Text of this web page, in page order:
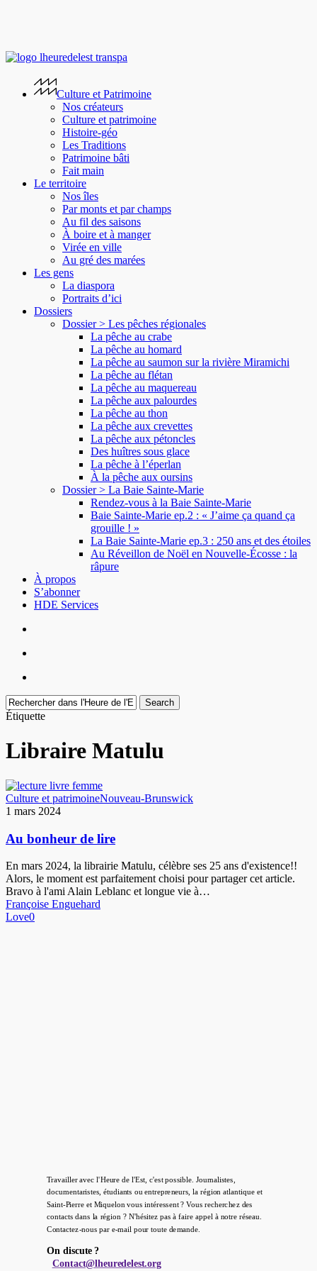
content
Culture et Patrimoine
Nos créateurs
Culture et patrimoine
Histoire-géo
Les Traditions
Patrimoine bâti
Fait main
Le territoire
Nos îles
Par monts et par champs
Au fil des saisons
À boire et à manger
Virée en ville
Au gré des marées
Les gens
La diaspora
Portraits d’ici
Dossiers
Dossier > Les pêches régionales
La pêche au crabe
La pêche au homard
La pêche au saumon sur la rivière Miramichi
La pêche au flétan
La pêche au maquereau
La pêche aux palourdes
La pêche au thon
La pêche aux crevettes
La pêche aux pétoncles
Des huîtres sous glace
La pêche à l’éperlan
À la pêche aux oursins
Dossier > La Baie Sainte-Marie
Rendez-vous à la Baie Sainte-Marie
Baie Sainte-Marie ep.2 : « J’aime ça quand ça
grouille ! »
La Baie Sainte-Marie ep.3 : 250 ans et des étoiles
Au Réveillon de Noël en Nouvelle-Écosse : la
râpure
À propos
S’abonner
HDE Services
Search
Close
Étiquette
Libraire Matulu
Au
bonheur
lire
Culture et patrimoineNouveau-Brunswick
1 mars 2024
Au bonheur de lire
En mars 2024, la librairie Matulu, célèbre ses 25 ans d'existence!!
Alors, le moment est parfaitement choisi pour partager cet article.
Bravo à l'ami Alain Leblanc et longue vie à…
Françoise Enguehard
Love0
Travailler avec l'Heure de l'Est, c'est possible. Journalistes,
documentaristes, étudiants ou entrepreneurs, la région atlantique et
Saint-Pierre et Miquelon vous intéressent ? Vous recherchez des
contacts dans la région ? N'hésitez pas à faire appel à notre réseau.
Contactez-nous par e-mail pour toute demande.
On discute ?
Contact@lheuredelest.org